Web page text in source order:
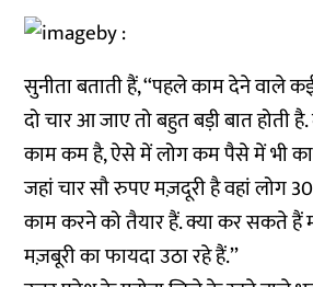
सुनीता बताती हैं, ‘‘पहले काम देने वाले
दो चार आ जाए तो बहुत बड़ी बात होती
काम कम है, ऐसे में लोग कम पैसे में भी
जहां चार सौ रुपए मज़दूरी है वहां लोग
काम करने को तैयार हैं. क्या कर सकते हैं
मज़बूरी का फायदा उठा रहे हैं.’’